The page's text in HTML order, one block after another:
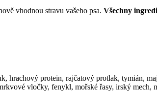
vhodnou stravu vašeho psa. Všechny
hrachový protein, rajčatový protlak, tymián,
vločky, fenykl, mořské řasy, irský mech,